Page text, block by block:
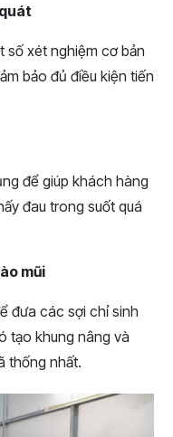
số xét nghiệm cơ bản
bảo đủ điều kiện tiến
để giúp khách hàng
đau trong suốt quá
mũi
đưa các sợi chỉ sinh
tạo khung nâng và
thống nhất.